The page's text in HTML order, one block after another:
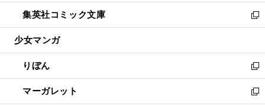
く
ウ
で
開
ン
ド
ウ
開
く
ウ
ィ
ン
ウ
で
開
く
し
い
ウ
ン
ド
ウ
で
開
集英社コミック文庫
新
し
ウ
ィ
ン
ド
少女マンガ
りぼん
新
し
い
マーガレット
新